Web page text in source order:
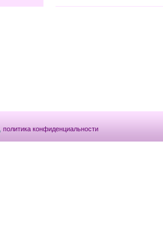
политика конфиденциальности